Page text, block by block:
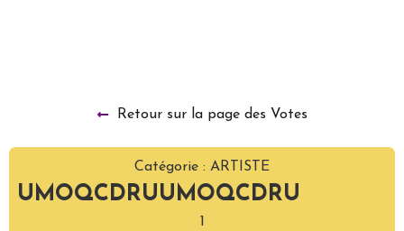
Retour sur la page des Votes
Catégorie : ARTISTE
UMOQCDRUUMOQCDRU
1